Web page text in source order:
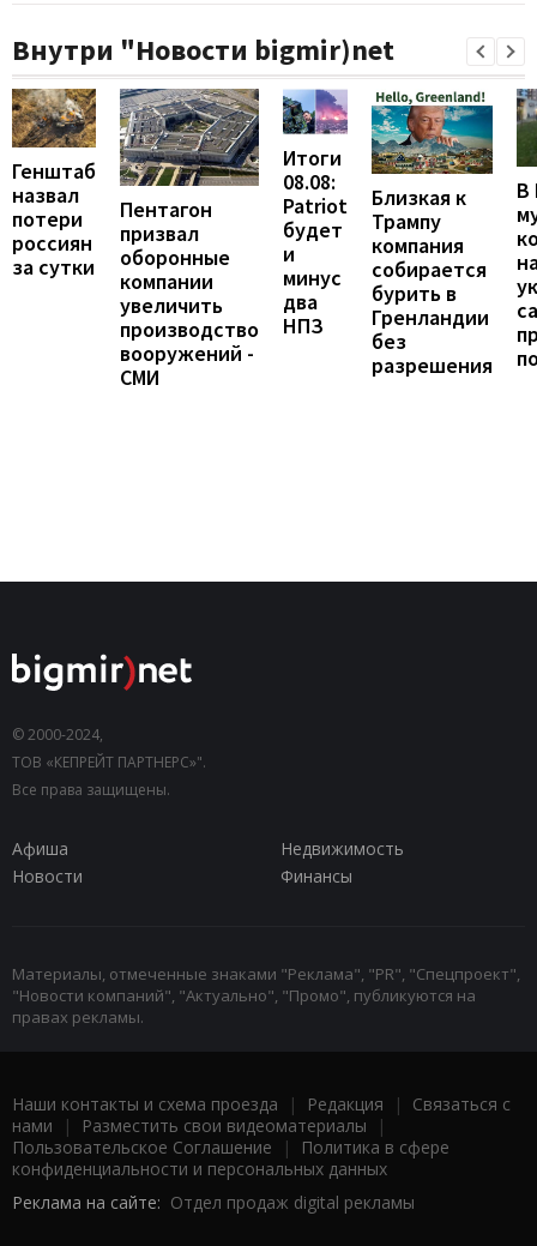
Внутри "Новости bigmir)net
Генштаб
назвал
потери
россиян
за сутки
Пентагон
призвал
оборонные
компании
увеличить
производство
вооружений -
СМИ
Итоги
08.08:
Patriot
будет
и
минус
два
НПЗ
Близкая к
Трампу
компания
собирается
бурить в
Гренландии
без
разрешения
В
© 2000-2024,
ТОВ «КЕПРЕЙТ ПАРТНЕРС»".
Все права защищены.
Афиша
Недвижимость
Новости
Финансы
Материалы, отмеченные знаками "Реклама", "PR", "Спецпроект",
"Новости компаний", "Актуально", "Промо", публикуются на
правах рекламы.
Наши контакты и схема проезда | Редакция | Связаться с
нами | Разместить свои видеоматериалы |
Пользовательское Соглашение |
Политика в сфере
конфиденциальности и персональных данных
Реклама на сайте: Отдел продаж digital рекламы